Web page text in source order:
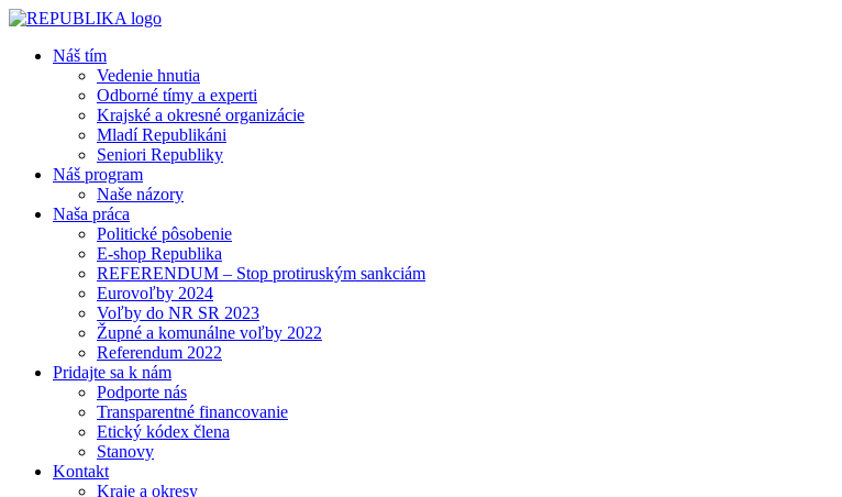
Náš tím
Vedenie hnutia
Odborné tímy a experti
Krajské a okresné organizácie
Mladí Republikáni
Seniori Republiky
Náš program
Naše názory
Naša práca
Politické pôsobenie
E-shop Republika
REFERENDUM – Stop protiruským sankciám
Eurovoľby 2024
Voľby do NR SR 2023
Župné a komunálne voľby 2022
Referendum 2022
Pridajte sa k nám
Podporte nás
Transparentné financovanie
Etický kódex člena
Stanovy
Kontakt
Kraje a okresy